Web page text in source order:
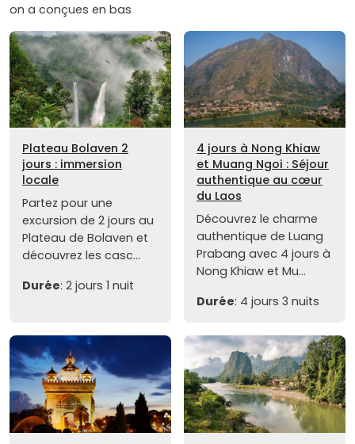
on a conçues en bas
Plateau Bolaven 2
jours : immersion
locale
Partez pour une
excursion de 2 jours au
Plateau de Bolaven et
découvrez les casc...
Durée: 2 jours 1 nuit
4 jours à Nong Khiaw
et Muang Ngoi : Séjour
authentique au cœur
du Laos
Découvrez le charme
authentique de Luang
Prabang avec 4 jours à
Nong Khiaw et Mu...
Durée: 4 jours 3 nuits